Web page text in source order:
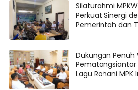
Silaturahmi
Perkuat Sinergi
Pemerintah dan
Dukungan Penuh
Lagu Rohani MPK